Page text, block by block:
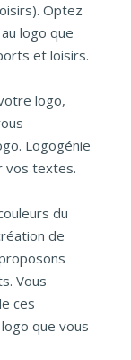
Optez
logo que
et loisirs.
logo,
Logogénie
vos textes.
du
de
Vous
ces
que vous